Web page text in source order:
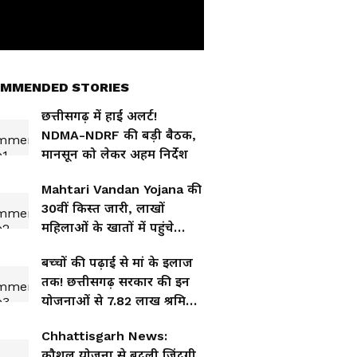
STORIES
छत्तीसगढ़ में हाई अलर्ट!
NDMA-NDRF की बड़ी बैठक,
मानसून को लेकर अहम निर्देश
Mahtari Vandan Yojana की
30वीं किस्त जारी, लाखों
महिलाओं के खातों में पहुंचे
बच्चों की पढ़ाई से मां के इलाज
तक! छत्तीसगढ़ सरकार की इन
योजनाओं से 7.82 लाख श्रमिकों
Chhattisgarh News: